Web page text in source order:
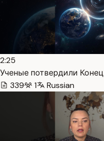
2:25
Ученые потвердили
339
1 Russian